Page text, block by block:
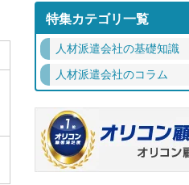
特集カテゴリ一覧
人材派遣会社の基礎知識
人材派遣会社のコラム